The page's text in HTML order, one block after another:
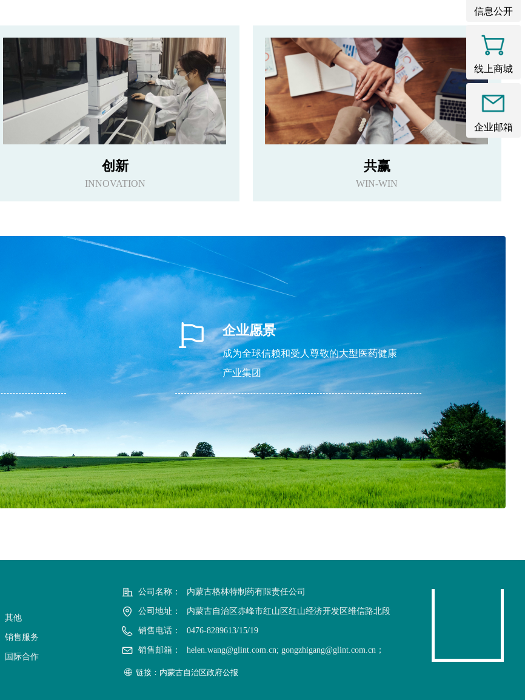
企业愿景
成为全球信赖和受人尊敬的大型医药健康
产业集团
创新
INNOVATION
共赢
WIN-WIN
信息公开
线上商城
企业邮箱
其他
销售服务
国际合作
公司名称： 内蒙古格林特制药有限责任公司
公司地址： 内蒙古自治区赤峰市红山区红山经济开发区维信路北段
销售电话： 0476-8289613/15/19
销售邮箱： helen.wang@glint.com.cn; gongzhigang@glint.com.cn；
ꄓ 链接：内蒙古自治区政府公报